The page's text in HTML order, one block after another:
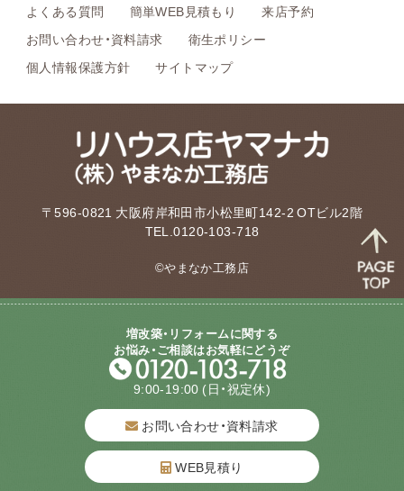
よくある質問
簡単WEB見積もり
来店予約
お問い合わせ・資料請求
衛生ポリシー
個人情報保護方針
サイトマップ
〒596-0821 大阪府岸和田市小松里町142-2 OTビル2階
TEL.0120-103-718
©やまなか工務店
増改築・リフォームに関する
お悩み・ご相談はお気軽にどうぞ
9:00-19:00 (日・祝定休)
お問い合わせ・資料請求
WEB見積り